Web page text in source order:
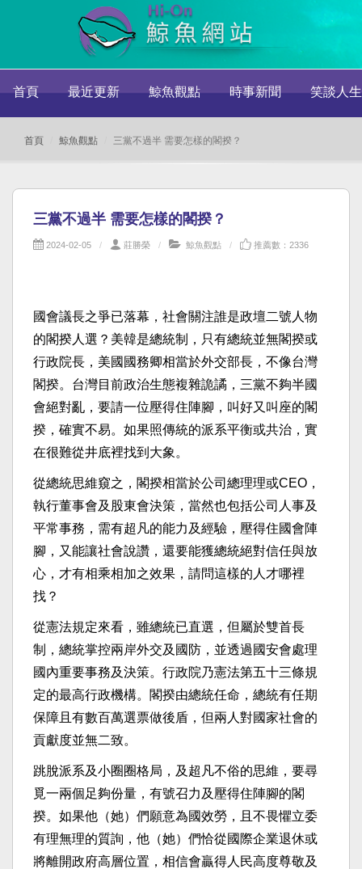
首頁 最近更新 鯨魚觀點 時事新聞 笑談人生
首頁 鯨魚觀點 三黨不過半 需要怎樣的閣揆？
三黨不過半 需要怎樣的閣揆？
2024-02-05 莊勝榮 鯨魚觀點 推薦數：2336
國會議長之爭已落幕，社會關注誰是政壇二號人物
的閣揆人選？美韓是總統制，只有總統並無閣揆或
行政院長，美國國務卿相當於外交部長，不像台灣
閣揆。台灣目前政治生態複雜詭譎，三黨不夠半國
會絕對亂，要請一位壓得住陣腳，叫好又叫座的閣
揆，確實不易。如果照傳統的派系平衡或共治，實
在很難從井底裡找到大象。
從總統思維窺之，閣揆相當於公司總理理或CEO，
執行董事會及股東會決策，當然也包括公司人事及
平常事務，需有超凡的能力及經驗，壓得住國會陣
腳，又能讓社會說讚，還要能獲總統絕對信任與放
心，才有相乘相加之效果，請問這樣的人才哪裡
找？
從憲法規定來看，雖總統已直選，但屬於雙首長
制，總統掌控兩岸外交及國防，並透過國安會處理
國內重要事務及決策。行政院乃憲法第五十三條規
定的最高行政機構。閣揆由總統任命，總統有任期
保障且有數百萬選票做後盾，但兩人對國家社會的
貢獻度並無二致。
跳脫派系及小圈圈格局，及超凡不俗的思維，要尋
覓一兩個足夠份量，有號召力及壓得住陣腳的閣
揆。如果他（她）們願意為國效勞，且不畏懼立委
有理無理的質詢，他（她）們恰從國際企業退休或
將離開政府高層位置，相信會贏得人民高度尊敬及